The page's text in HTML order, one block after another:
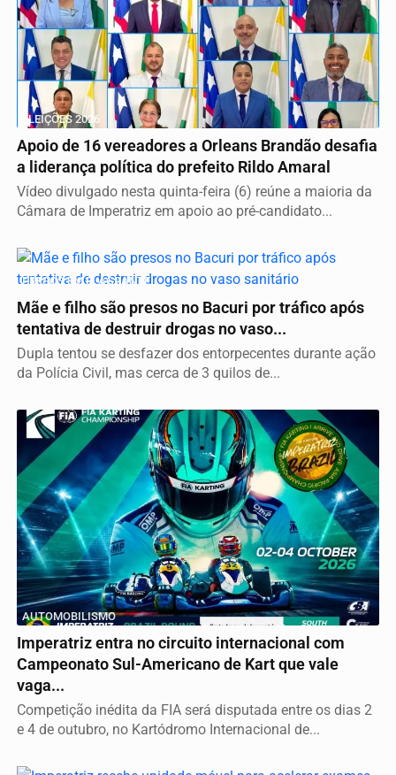
ELEIÇÕES 2026
Apoio de 16 vereadores a Orleans Brandão desafia
a liderança política do prefeito Rildo Amaral
Vídeo divulgado nesta quinta-feira (6) reúne a maioria da
Câmara de Imperatriz em apoio ao pré-candidato...
PRESOS EM FLAGRANTE
Mãe e filho são presos no Bacuri por tráfico após
tentativa de destruir drogas no vaso...
Dupla tentou se desfazer dos entorpecentes durante ação
da Polícia Civil, mas cerca de 3 quilos de...
AUTOMOBILISMO
Imperatriz entra no circuito internacional com
Campeonato Sul-Americano de Kart que vale
vaga...
Competição inédita da FIA será disputada entre os dias 2
e 4 de outubro, no Kartódromo Internacional de...